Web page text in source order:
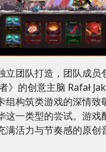
立团队打造，团队成员
的创意主脑 Rafał Jaki
构筑类游戏的深情致
这一类型的尝试。游戏
活力与节奏感的原创